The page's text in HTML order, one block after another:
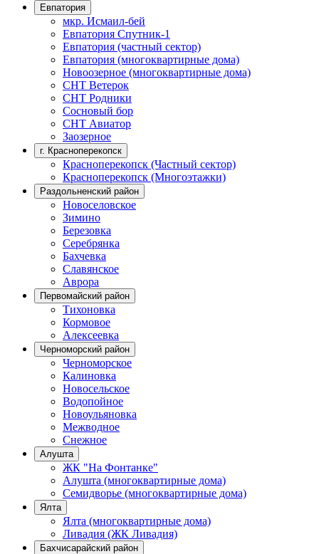
Евпатория
мкр. Исмаил-бей
Евпатория Спутник-1
Евпатория (частный сектор)
Евпатория (многоквартирные дома)
Новоозерное (многоквартирные дома)
СНТ Ветерок
СНТ Родники
Сосновый бор
СНТ Авиатор
Заозерное
г. Красноперекопск
Красноперекопск (Частный сектор)
Красноперекопск (Многоэтажки)
Раздольненский район
Новоселовское
Зимино
Березовка
Серебрянка
Бахчевка
Славянское
Аврора
Первомайский район
Тихоновка
Кормовое
Алексеевка
Черноморский район
Черноморское
Калиновка
Новосельское
Водопойное
Новоульяновка
Межводное
Снежное
Алушта
ЖК "На Фонтанке"
Алушта (многоквартирные дома)
Семидворье (многоквартирные дома)
Ялта
Ялта (многоквартирные дома)
Ливадия (ЖК Ливадия)
Бахчисарайский район